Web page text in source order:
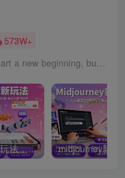
573W+
Nobody can go back and start a new beginning, but anyone can start today and make a new ending.
头条搬砖最新玩法，文章+视频用AI全搞定，一天5张+不是问题，每天只需10分钟